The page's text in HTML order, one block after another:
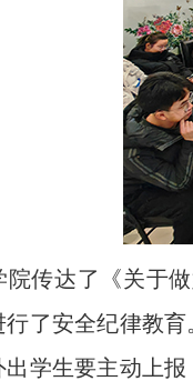
院传达了《关于
了安全纪律教
学生要主动上